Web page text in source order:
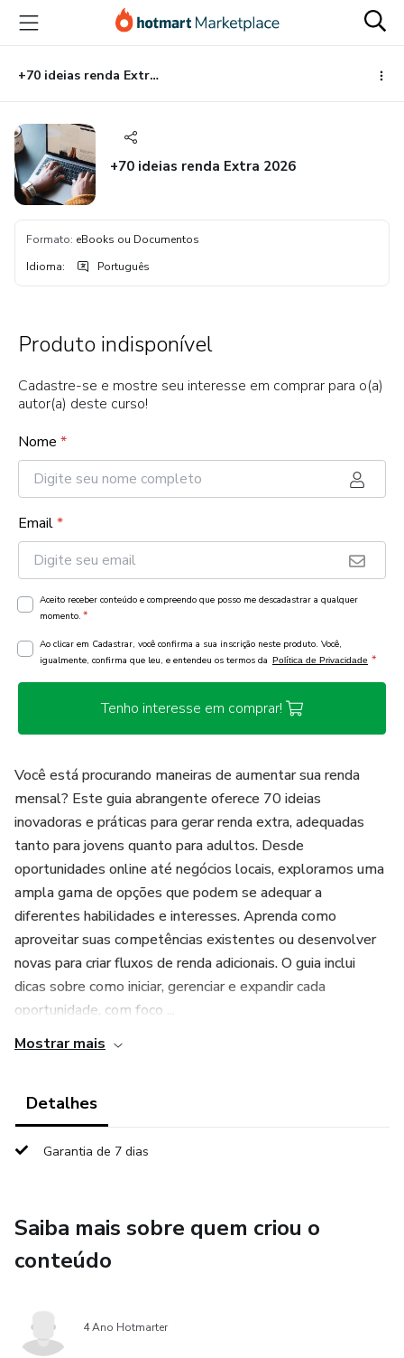
para
conteúdo
principal
para
pagamento
para
rodapé
+70 ideias renda Extra 2026
+70 ideias renda Extra 2026
Formato: eBooks ou Documentos
Idioma: Português
Produto indisponível
Cadastre-se e mostre seu interesse em comprar para o(a)
autor(a) deste curso!
Nome *
Email*
Aceito receber conteúdo e compreendo que posso me descadastrar a qualquer
momento. *
Ao clicar em Cadastrar, você confirma a sua inscrição neste produto. Você,
igualmente, confirma que leu, e entendeu os termos da Política de Privacidade *
Tenho interesse em comprar!
Você está procurando maneiras de aumentar sua renda
mensal? Este guia abrangente oferece 70 ideias
inovadoras e práticas para gerar renda extra, adequadas
tanto para jovens quanto para adultos. Desde
oportunidades online até negócios locais, exploramos uma
ampla gama de opções que podem se adequar a
diferentes habilidades e interesses. Aprenda como
aproveitar suas competências existentes ou desenvolver
novas para criar fluxos de renda adicionais. O guia inclui
dicas sobre como iniciar, gerenciar e expandir cada
oportunidade, com foco ...
Mostrar mais
Detalhes
Garantia de 7 dias
Saiba mais sobre quem criou o
conteúdo
4 Ano Hotmarter